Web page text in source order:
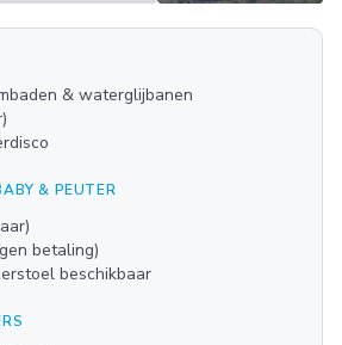
FOTO'S
& waterglijbanen
& PEUTER
betaling)
beschikbaar